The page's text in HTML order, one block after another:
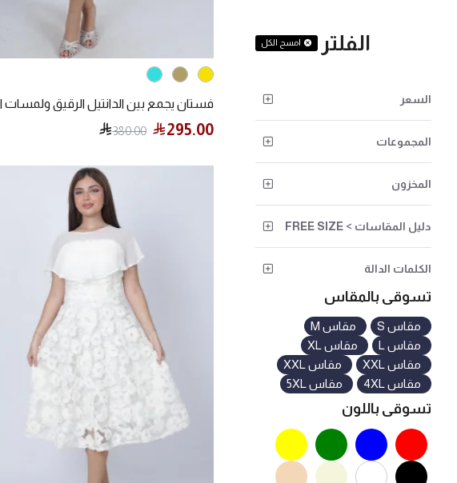
الفلتر امسح الكل
السعر
دليل المقاسات > FREE SIZE
المجموعات
الكلمات الدالة
المخزون
تسوقى بالمقاس
مقاس S
مقاس M
مقاس L
مقاس XL
مقاس XXL
مقاس XXL
مقاس 4XL
مقاس 5XL
تسوقى باللون
295.00
380.00